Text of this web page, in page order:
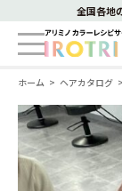
全国各地
ホーム ヘアカタログ